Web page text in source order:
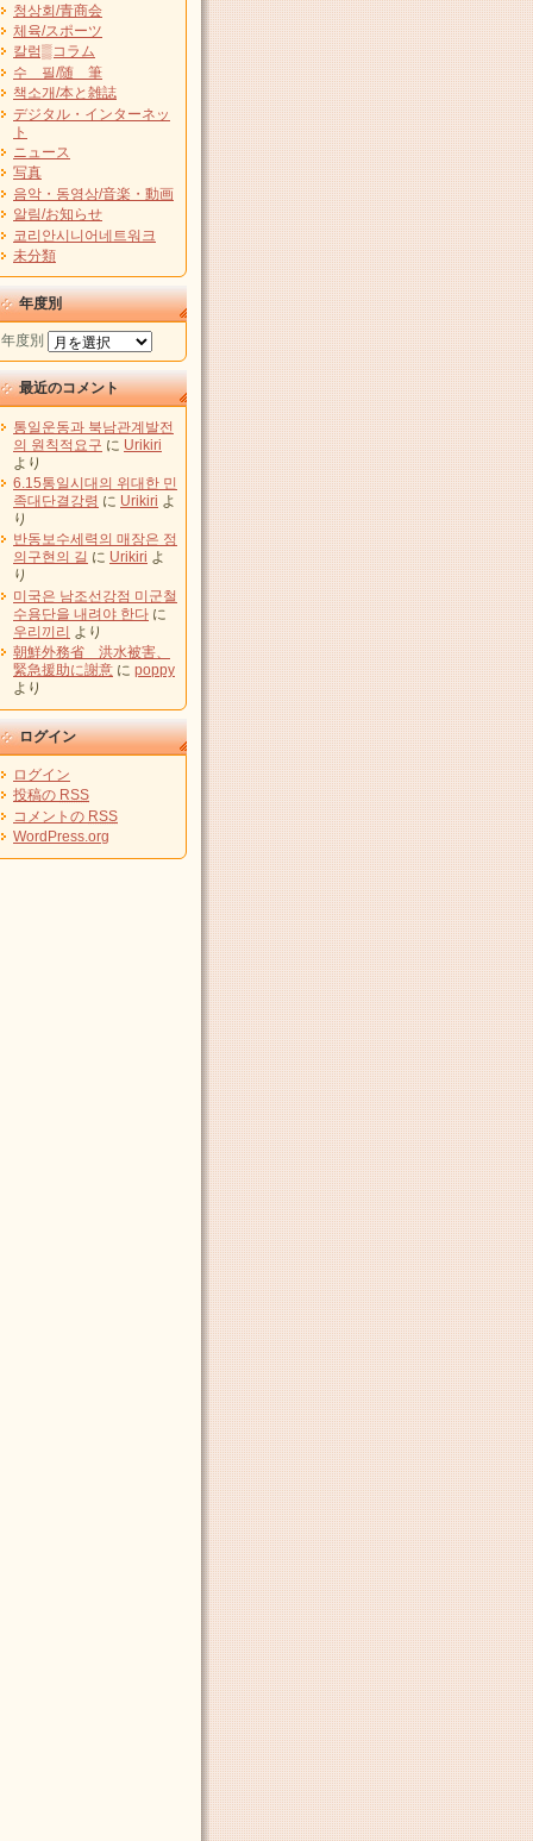
청상회/青商会
체육/スポーツ
칼럼▒コラム
수 필/随 筆
책소개/本と雑誌
デジタル・インターネッ
ト
ニュース
写真
음악・동영상/音楽・動画
알림/お知らせ
코리안시니어네트워크
未分類
年度別
年度別
最近のコメント
통일운동과 북남관계발전
의 원칙적요구 に Urikiri
より
6.15통일시대의 위대한 민
족대단결강령 に Urikiri よ
り
반동보수세력의 매장은 정
의구현의 길 に Urikiri よ
り
미국은 남조선강점 미군철
수용단을 내려야 한다 に
우리끼리 より
朝鮮外務省 洪水被害、
緊急援助に謝意 に poppy
より
ログイン
ログイン
投稿の RSS
コメントの RSS
WordPress.org